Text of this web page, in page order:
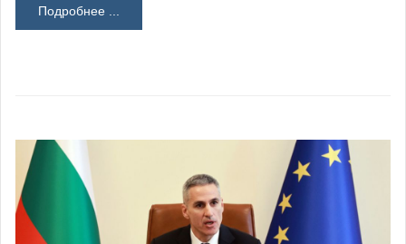
Подробнее ...